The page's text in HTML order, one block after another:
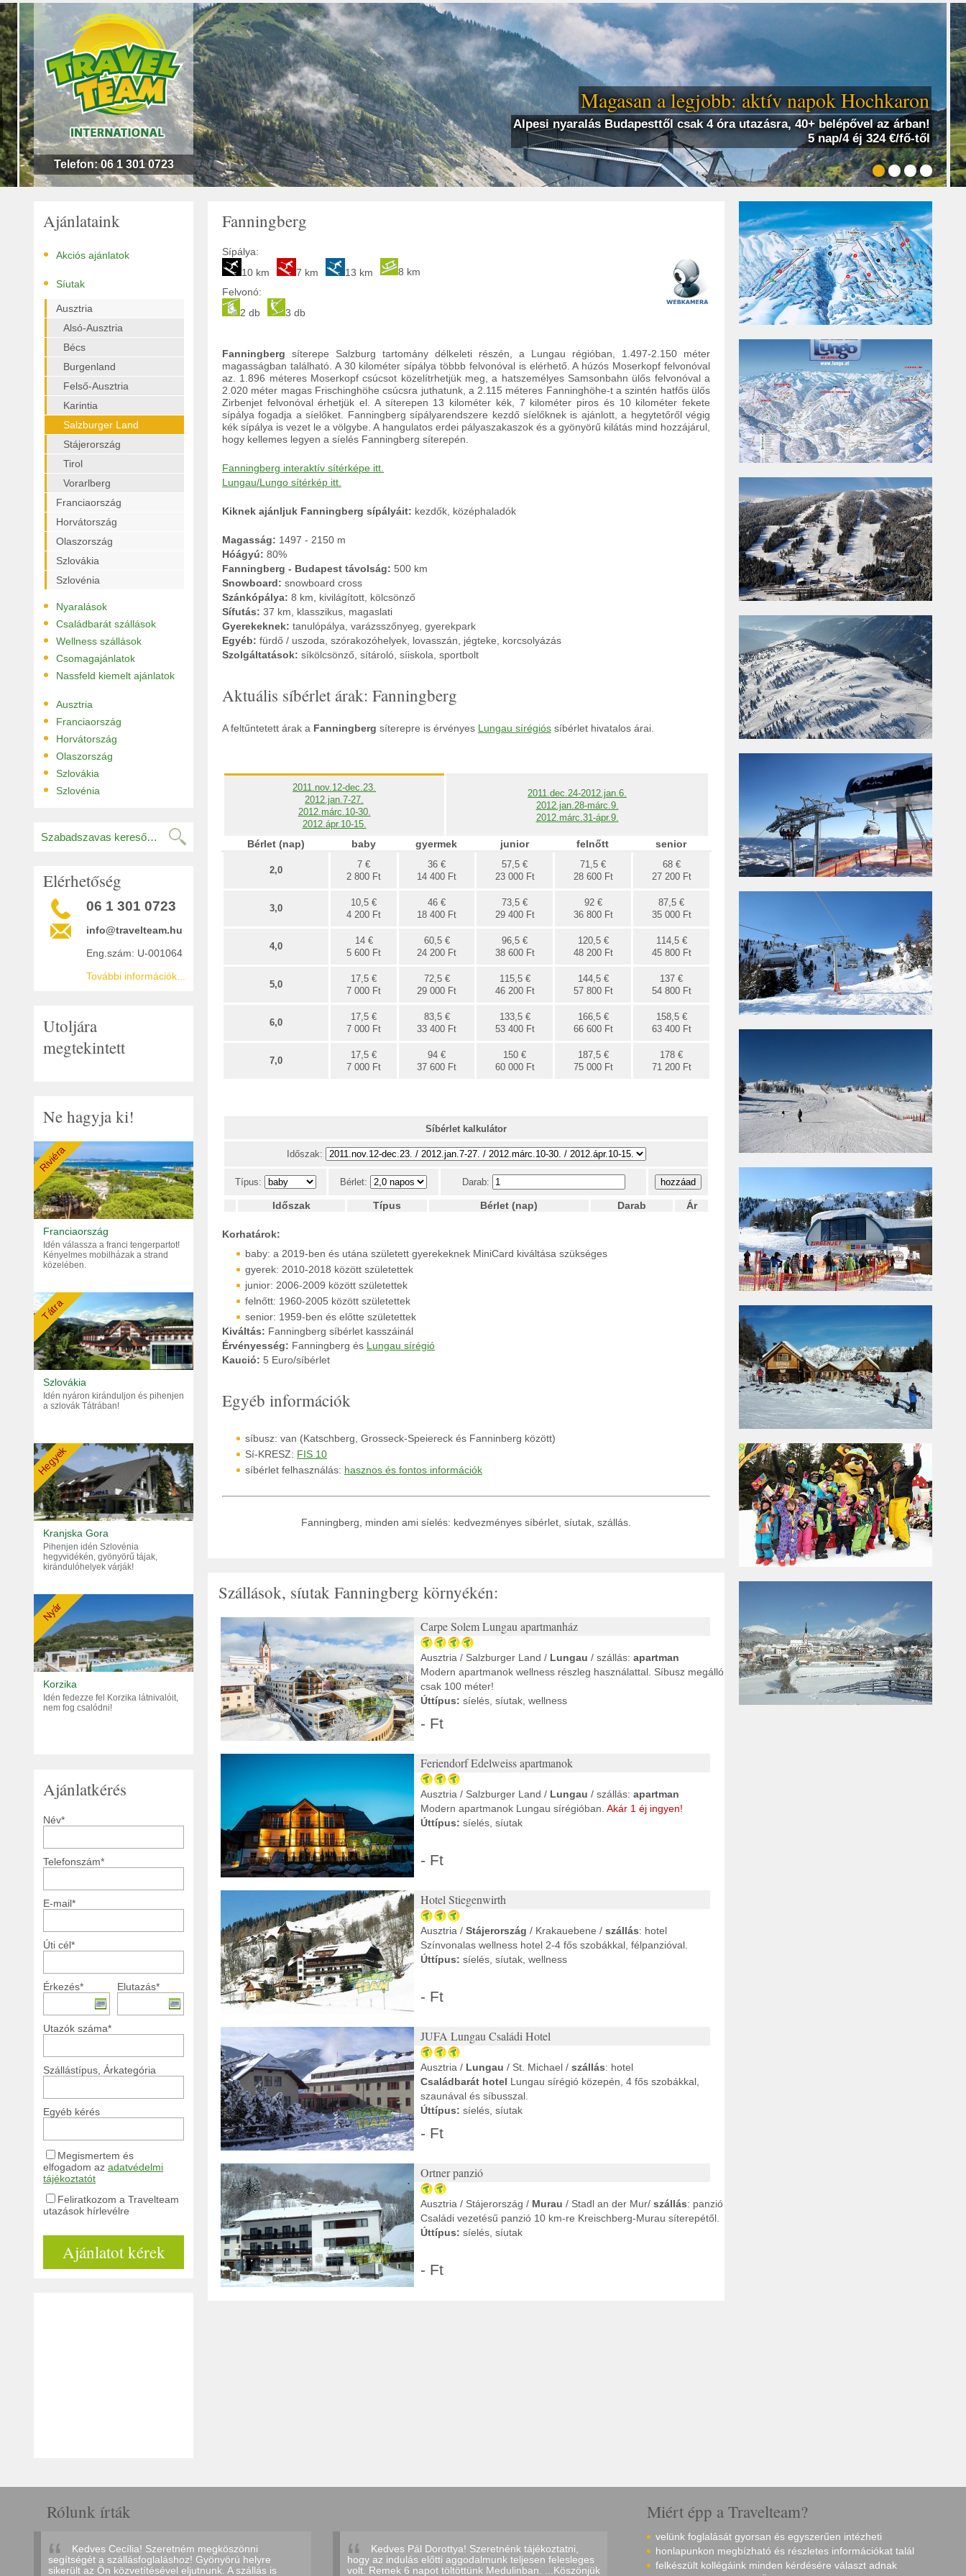
Magasan a legjobb: aktív napok Hochkaron
Alpesi nyaralás Budapesttől csak 4 óra utazásra, 40+ belépővel az árban!
5 nap/4 éj 324 €/fő-től
Telefon: 06 1 301 0723
Ajánlataink
• Akciós ajánlatok
• Síutak
Ausztria
Alsó-Ausztria
Bécs
Burgenland
Felső-Ausztria
Karintia
Salzburger Land
Stájerország
Tirol
Vorarlberg
Franciaország
Horvátország
Olaszország
Szlovákia
Szlovénia
• Nyaralások
• Családbarát szállások
• Wellness szállások
• Csomagajánlatok
• Nassfeld kiemelt ajánlatok
• Ausztria
• Franciaország
• Horvátország
• Olaszország
• Szlovákia
• Szlovénia
Elérhetőség
06 1 301 0723
info@travelteam.hu
Eng.szám: U-001064
További információk...
Utoljára
megtekintett
Ne hagyja ki!
Riviéra
Franciaország
Idén válassza a franci tengerpartot!
Kényelmes mobilházak a strand
közelében.
Tátra
Szlovákia
Idén nyáron kiránduljon és pihenjen
a szlovák Tátrában!
Hegyek
Kranjska Gora
Pihenjen idén Szlovénia
hegyvidékén, gyönyörű tájak,
kirándulóhelyek várják!
Nyár
Korzika
Idén fedezze fel Korzika látnivalóit,
nem fog csalódni!
Ajánlatkérés
Név*
Telefonszám*
E-mail*
Úti cél*
Érkezés* Elutazás*
Utazók száma*
Szállástípus, Árkategória
Egyéb kérés
Megismertem és
elfogadom az adatvédelmi
tájékoztatót
Feliratkozom a Travelteam
utazások hírlevélre
Ajánlatot kérek
Fanningberg
Sípálya:
10 km
7 km 13 km
8 km
Felvonó:
2 db
3 db
Fanningberg síterepe Salzburg tartomány délkeleti részén, a Lungau régióban, 1.497-2.150 méter
magasságban található. A 30 kilométer sípálya többb felvonóval is elérhető. A húzós Moserkopf felvonóval
az. 1.896 méteres Moserkopf csúcsot közelítrhetjük meg, a hatszemélyes Samsonbahn ülős felvonóval a
2.020 méter magas Frischinghöhe csúcsra juthatunk, a 2.115 méteres Fanninghöhe-t a szintén hatfős ülős
Zirbenjet felvonóval érhetjük el. A síterepen 13 kilométer kék, 7 kilométer piros és 10 kilométer fekete
sípálya fogadja a síelőket. Fanningberg sípályarendszere kezdő síelőknek is ajánlott, a hegytetőről végig
kék sípálya is vezet le a völgybe. A hangulatos erdei pályaszakaszok és a gyönyörű kilátás mind hozzájárul,
hogy kellemes legyen a síelés Fanningberg síterepén.
Fanningberg interaktív sítérképe itt.
Lungau/Lungo sítérkép itt.
Kiknek ajánljuk Fanningberg sípályáit: kezdők, középhaladók
Magasság: 1497 - 2150 m
Hóágyú: 80%
Fanningberg - Budapest távolság: 500 km
Snowboard: snowboard cross
Szánkópálya: 8 km, kivilágított, kölcsönző
Sífutás: 37 km, klasszikus, magaslati
Gyerekeknek: tanulópálya, varázsszőnyeg, gyerekpark
Egyéb: fürdő / uszoda, szórakozóhelyek, lovasszán, jégteke, korcsolyázás
Szolgáltatások: síkölcsönző, sítároló, síiskola, sportbolt
Aktuális síbérlet árak: Fanningberg
A feltűntetett árak a Fanningberg síterepre is érvényes Lungau sírégió s síbérlet hivatalos árai.
2011.nov.12-dec.23.
2012.jan.7-27.
2012.márc.10-30.
2012.ápr.10-15.
2011.dec.24-2012.jan.6.
2012.jan.28-márc.9.
2012.márc.31-ápr.9.
Bérlet (nap) baby gyermek junior felnőtt senior
2,0
7 €
2 800 Ft
36 €
14 400 Ft
57,5 €
23 000 Ft
71,5 €
28 600 Ft
68 €
27 200 Ft
3,0
10,5 €
4 200 Ft
46 €
18 400 Ft
73,5 €
29 400 Ft
92 €
36 800 Ft
87,5 €
35 000 Ft
4,0
14 €
5 600 Ft
60,5 €
24 200 Ft
96,5 €
38 600 Ft
120,5 €
48 200 Ft
114,5 €
45 800 Ft
5,0
17,5 €
7 000 Ft
72,5 €
29 000 Ft
115,5 €
46 200 Ft
144,5 €
57 800 Ft
137 €
54 800 Ft
6,0
17,5 €
7 000 Ft
83,5 €
33 400 Ft
133,5 €
53 400 Ft
166,5 €
66 600 Ft
158,5 €
63 400 Ft
7,0
17,5 €
7 000 Ft
94 €
37 600 Ft
150 €
60 000 Ft
187,5 €
75 000 Ft
178 €
71 200 Ft
Síbérlet kalkulátor
Időszak:
Típus: Bérlet: Darab:
Időszak Típus Bérlet (nap) Darab Ár
Korhatárok:
baby: a 2019-ben és utána született gyerekeknek MiniCard kiváltása szükséges
gyerek: 2010-2018 között születettek
junior: 2006-2009 között születettek
felnőtt: 1960-2005 között születettek
senior: 1959-ben és előtte születettek
Kiváltás: Fanningberg síbérlet kasszáinál
Érvényesség: Fanningberg és Lungau sírégió
Kaució: 5 Euro/síbérlet
Egyéb információk
síbusz: van (Katschberg, Grosseck-Speiereck és Fanninberg között)
Sí-KRESZ: FIS 10
síbérlet felhasználás: hasznos és fontos információk
Fanningberg, minden ami síelés: kedvezményes síbérlet, síutak, szállás.
Szállások, síutak Fanningberg környékén:
Carpe Solem Lungau apartmanház
Ausztria / Salzburger Land / Lungau / szállás: apartman
Modern apartmanok wellness részleg használattal. Síbusz megálló
csak 100 méter!
Úttípus: síelés, síutak, wellness
- Ft
Feriendorf Edelweiss apartmanok
Ausztria / Salzburger Land / Lungau / szállás: apartman
Modern apartmanok Lungau sírégióban. Akár 1 éj ingyen!
Úttípus: síelés, síutak
- Ft
Hotel Stiegenwirth
Ausztria / Stájerország / Krakauebene / szállás: hotel
Színvonalas wellness hotel 2-4 fős szobákkal, félpanzióval.
Úttípus: síelés, síutak, wellness
- Ft
JUFA Lungau Családi Hotel
Ausztria / Lungau / St. Michael / szállás: hotel
Családbarát hotel Lungau sírégió közepén, 4 fős szobákkal,
szaunával és síbusszal.
Úttípus: síelés, síutak
- Ft
Ortner panzió
Ausztria / Stájerország / Murau / Stadl an der Mur/ szállás: panzió
Családi vezetésű panzió 10 km-re Kreischberg-Murau síterepétől.
Úttípus: síelés, síutak
- Ft
Rólunk írták
Kedves Cecília! Szeretném megköszönni
segítségét a szállásfoglaláshoz! Gyönyörú helyre
sikerült az Ön közvetítésével eljutnunk. A szállás is
Kedves Pál Dorottya! Szeretnénk tájékoztatni,
hogy az indulás előtti aggodalmunk teljesen felesleges
volt. Remek 6 napot töltöttünk Medulinban. ...Köszönjük
Miért épp a Travelteam?
velünk foglalását gyorsan és egyszerűen intézheti
honlapunkon megbízható és részletes információkat talál
felkészült kollégáink minden kérdésére választ adnak